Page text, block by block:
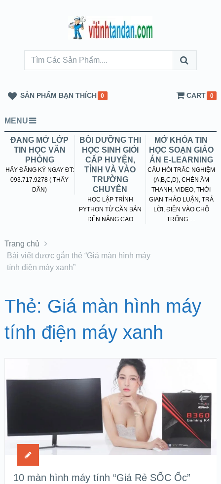
SẢN PHẨM BẠN THÍCH 0 CART 0
MENU
ĐANG MỞ LỚP
TIN HỌC VĂN
PHÒNG
HÃY ĐĂNG KÝ NGAY ĐT:
093.717.9278 ( THẦY
DÂN)
BỒI DƯỠNG THI
HỌC SINH GIỎI
CẤP HUYỆN,
TỈNH VÀ VÀO
TRƯỜNG
CHUYÊN
HỌC LẬP TRÌNH
PYTHON TỪ CĂN BẢN
ĐẾN NÂNG CAO
MỞ KHÓA TIN
HỌC SOẠN GIÁO
ÁN E-LEARNING
CÂU HỎI TRẮC NGHIỆM
(A,B,C,D), CHÈN ÂM
THANH, VIDEO, THỜI
GIAN THẢO LUẬN, TRẢ
LỜI, ĐIỀN VÀO CHỖ
TRỐNG.....
Trang chủ
Bài viết được gắn thẻ “Giá màn hình máy
tính điện máy xanh”
Thẻ: Giá màn hình máy
tính điện máy xanh
10 màn hình máy tính “Giá Rẻ SỐC Ốc”